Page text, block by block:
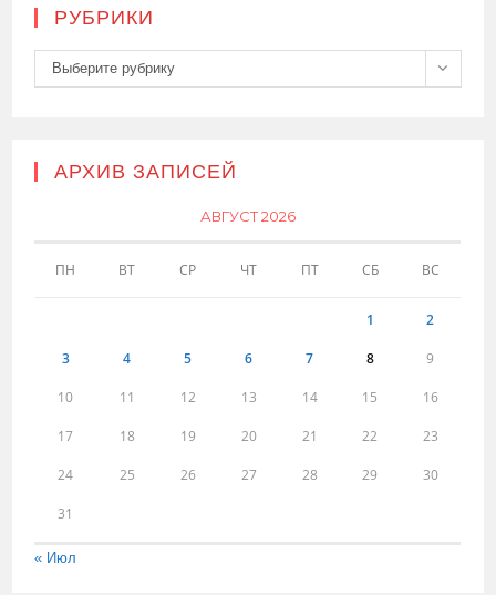
РУБРИКИ
Рубрики
Выберите рубрику
АРХИВ ЗАПИСЕЙ
АВГУСТ 2026
ПН ВТ СР ЧТ ПТ СБ ВС
1 2
3 4 5 6 7 8 9
10 11 12 13 14 15 16
17 18 19 20 21 22 23
24 25 26 27 28 29 30
31
« Июл